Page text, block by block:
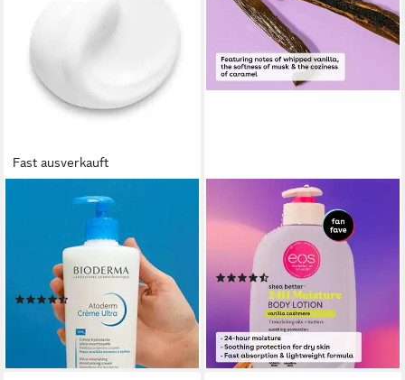
Fast ausverkauft
Bodylotion Atoderm Crème
Ultra -, verbessert die
Feuchtigkeitsversorgung der
ab 24,90 €
(49,80 €/ 1 l)
lieferbar - in 2-3 Werktagen bei dir
EOS EVOLUTION OF SMOOTH
Bodylotion Shea Better 24H
Moisture Body Lotion-
Bodywash-Bodymist-Bodyoil
(10)
ab 29,90 € UVP44,90 €
lieferbar - in 3-4 Werktagen bei dir